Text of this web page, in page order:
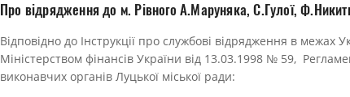
Про відрядження до м. Рівного А.Маруняка, С.Гулої,
Відповідно до Інструкції про службові відрядження в межах
Міністерством фінансів України від 13.03.1998 № 59,
виконавчих органів Луцької міської ради: